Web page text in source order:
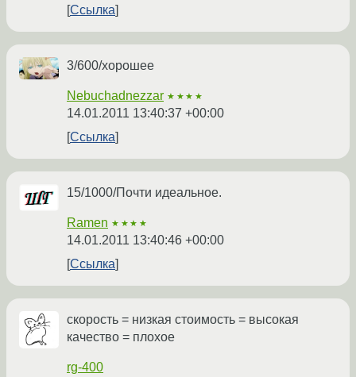
Ссылка
3/600/хорошее
Nebuchadnezzar ★★★★
14.01.2011 13:40:37 +00:00
Ссылка
15/1000/Почти идеальное.
Ramen ★★★★
14.01.2011 13:40:46 +00:00
Ссылка
скорость = низкая стоимость = высокая
качество = плохое
rg-400